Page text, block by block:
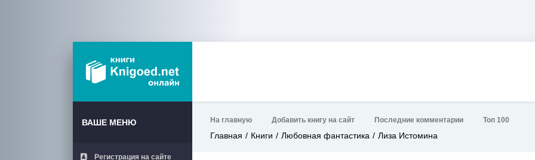
ВАШЕ МЕНЮ
Регистрация на сайте
На главную Добавить книгу на сайт Последние комментарии Топ 100
Главная Книги Любовная фантастика Лиза Истомина